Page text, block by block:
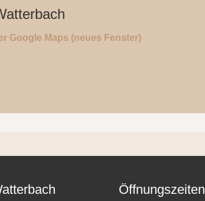
Google Maps (neues Fenster)
Öffnungszeiten